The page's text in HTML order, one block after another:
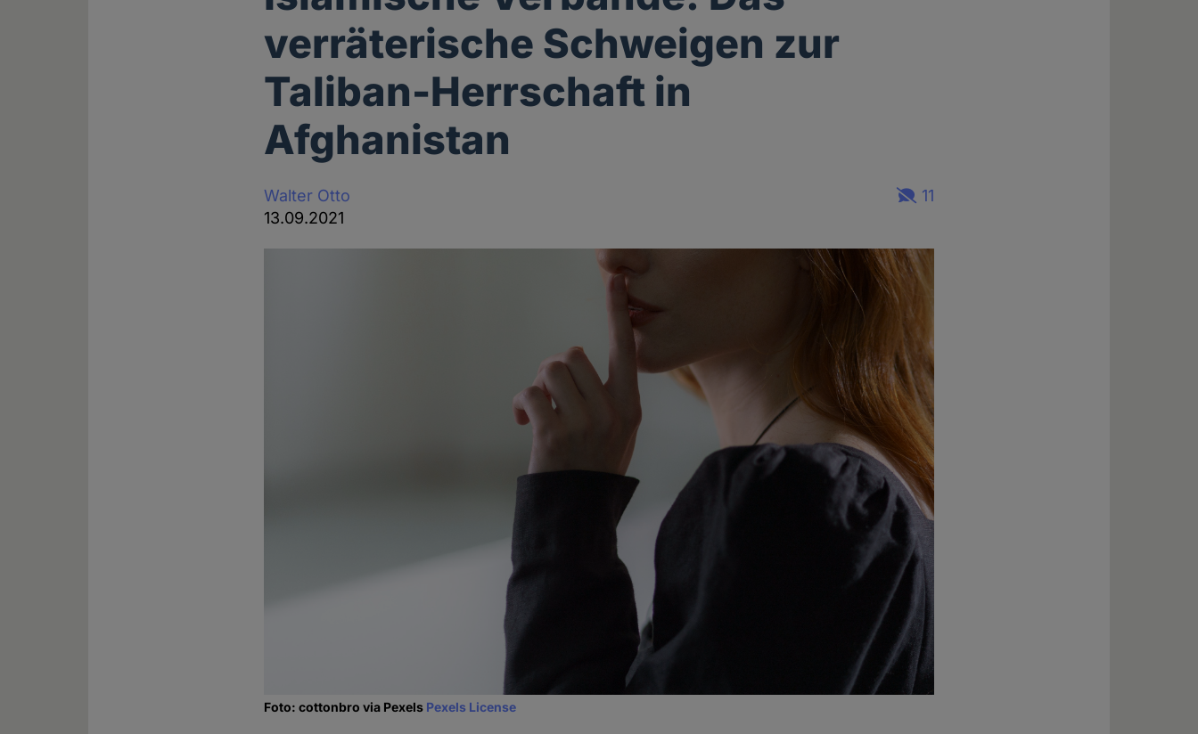
verräterische Schweigen zur
Taliban-Herrschaft in
Afghanistan
Walter Otto
13.09.2021
11
Foto: cottonbro via Pexels Pexels License